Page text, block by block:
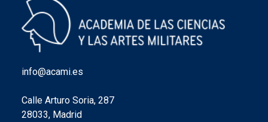
info@acami.es
Calle Arturo Soria, 287
28033, Madrid